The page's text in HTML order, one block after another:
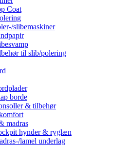
Coat
slibemaskiner
til slib/polering
borde
& tilbehør
madras
hynder & ryglæn
lamel underlag